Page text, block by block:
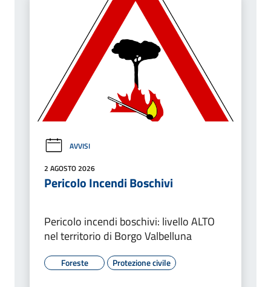
AVVISI
2 AGOSTO 2026
Pericolo Incendi Boschivi
Pericolo incendi boschivi: livello ALTO
nel territorio di Borgo Valbelluna
Foreste Protezione civile